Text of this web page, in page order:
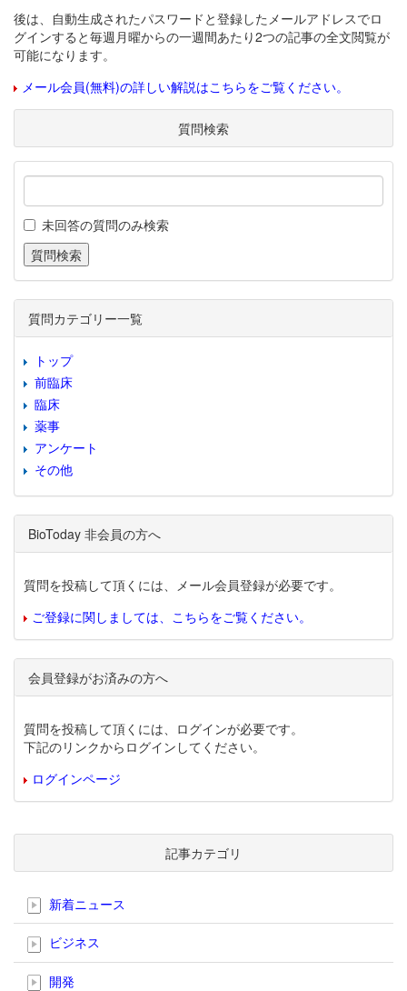
後は、自動生成されたパスワードと登録したメールアドレスでロ
グインすると毎週月曜からの一週間あたり2つの記事の全文閲覧が
可能になります。
メール会員(無料)の詳しい解説はこちらをご覧ください。
質問検索
未回答の質問のみ検索
質問カテゴリー一覧
トップ
前臨床
臨床
薬事
アンケート
その他
BioToday 非会員の方へ
質問を投稿して頂くには、メール会員登録が必要です。
ご登録に関しましては、こちらをご覧ください。
会員登録がお済みの方へ
質問を投稿して頂くには、ログインが必要です。
下記のリンクからログインしてください。
ログインページ
記事カテゴリ
新着ニュース
ビジネス
開発